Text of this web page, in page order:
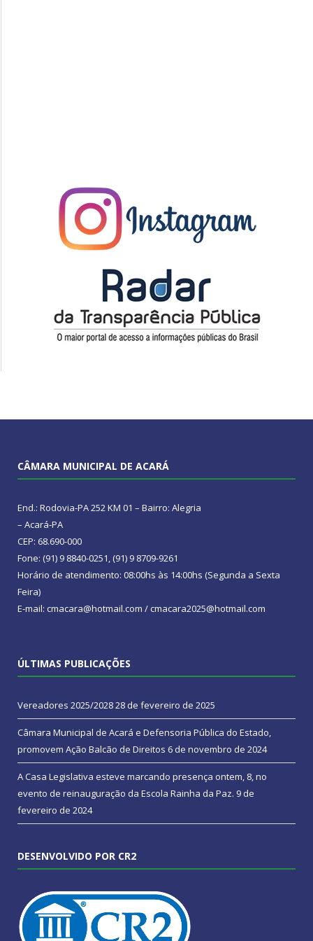
CÂMARA MUNICIPAL DE ACARÁ
End.: Rodovia-PA 252 KM 01 – Bairro: Alegria
– Acará-PA
CEP: 68.690-000
Fone: (91) 9 8840-0251, (91) 9 8709-9261
Horário de atendimento: 08:00hs às 14:00hs (Segunda a Sexta
Feira)
E-mail: cmacara@hotmail.com / cmacara2025@hotmail.com
ÚLTIMAS PUBLICAÇÕES
Vereadores 2025/202828 de fevereiro de 2025
Câmara Municipal de Acará e Defensoria Pública do Estado,
promovem Ação Balcão de Direitos 6 de novembro de 2024
A Casa Legislativa esteve marcando presença ontem, 8, no
evento de reinauguração da Escola Rainha da Paz. 9 de
fevereiro de 2024
DESENVOLVIDO POR CR2